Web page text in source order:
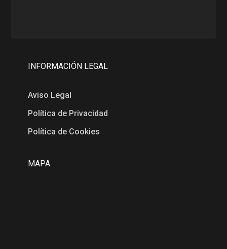
INFORMACIÓN LEGAL
Aviso Legal
Política de Privacidad
Política de Cookies
MAPA